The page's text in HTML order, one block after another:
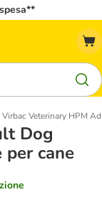
Virbac Veterinary HPM
Dog
per cane